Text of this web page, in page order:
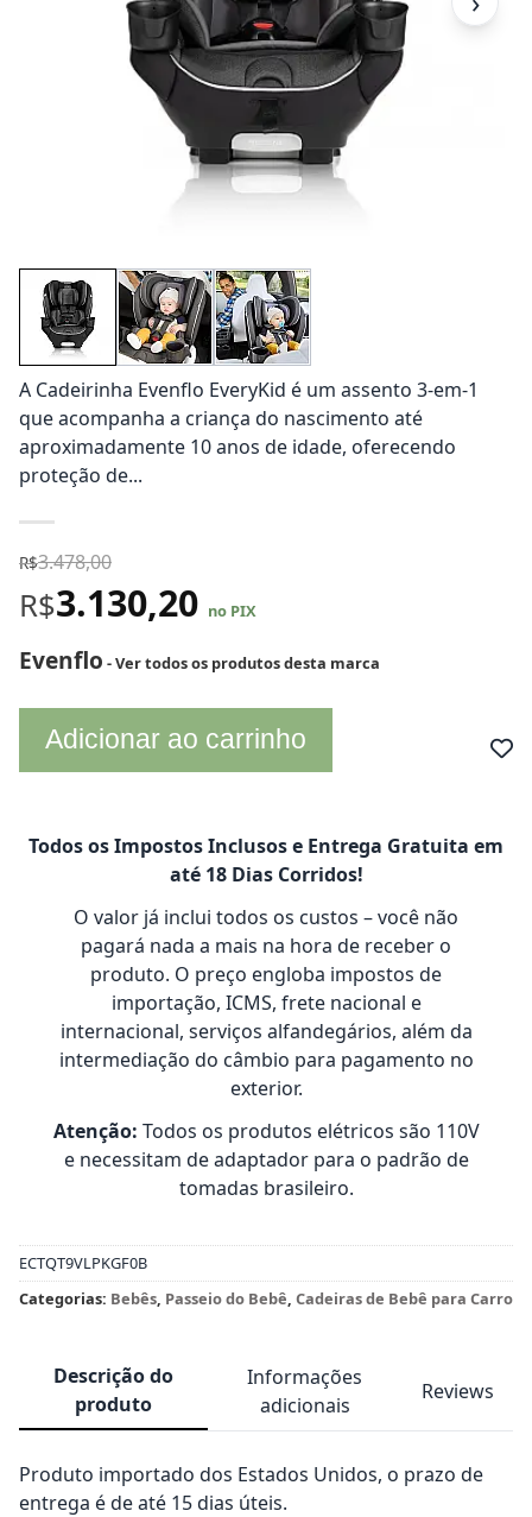
A Cadeirinha Evenflo EveryKid é um assento 3-em-1
que acompanha a criança do nascimento até
aproximadamente 10 anos de idade, oferecendo
proteção de...
R$3.478,00
R$3.130,20 no PIX
Evenflo - Ver todos os produtos desta marca
Adicionar ao carrinho
Todos os Impostos Inclusos e Entrega Gratuita em
até 18 Dias Corridos!
O valor já inclui todos os custos – você não
pagará nada a mais na hora de receber o
produto. O preço engloba impostos de
importação, ICMS, frete nacional e
internacional, serviços alfandegários, além da
intermediação do câmbio para pagamento no
exterior.
Atenção: Todos os produtos elétricos são 110V
e necessitam de adaptador para o padrão de
tomadas brasileiro.
ECTQT9VLPKGF0B
Categorias: Bebês, Passeio do Bebê, Cadeiras de Bebê para Carro
Descrição do
produto
Informações
adicionais
Reviews
Produto importado dos Estados Unidos, o prazo de
entrega é de até 15 dias úteis.